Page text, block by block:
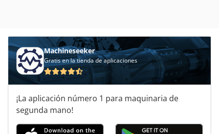
Machineseeker
Gratis en la tienda de aplicaciones
¡La aplicación número 1 para maquinaria de
segunda mano!